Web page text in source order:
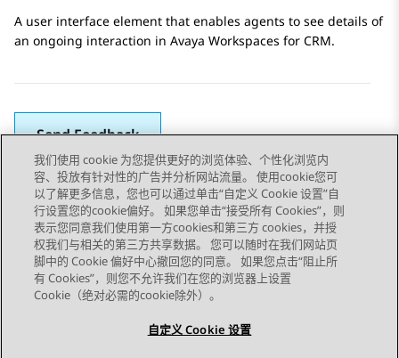
A user interface element that enables agents to see details of
an ongoing interaction in Avaya Workspaces for CRM.
Send Feedback
Topic navigation
上一主题 下一主题
STAY CONNECTED
我们使用 cookie 为您提供更好的浏览体验、个性化浏览内
容、投放有针对性的广告并分析网站流量。 使用cookie您可
以了解更多信息，您也可以通过单击“自定义 Cookie 设置”自
行设置您的cookie偏好。 如果您单击“接受所有 Cookies”，则
表示您同意我们使用第一方cookies和第三方 cookies，并授
权我们与相关的第三方共享数据。 您可以随时在我们网站页
脚中的 Cookie 偏好中心撤回您的同意。 如果您点击“阻止所
有 Cookies”，则您不允许我们在您的浏览器上设置
Cookie（绝对必需的cookie除外）。
自定义 Cookie 设置